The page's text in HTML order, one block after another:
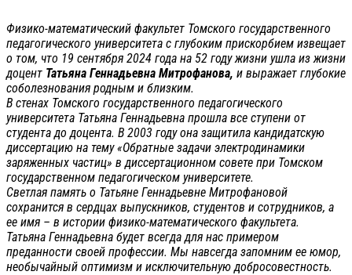
Физико-математический факультет Томского государственного
педагогического университета с глубоким прискорбием извещает
о том, что 19 сентября 2024 года на 52 году жизни ушла из жизни
доцент Татьяна Геннадьевна Митрофанова, и выражает глубокие
соболезнования родным и близким.
В стенах Томского государственного педагогического
университета Татьяна Геннадьевна прошла все ступени от
студента до доцента. В 2003 году она защитила кандидатскую
диссертацию на тему «Обратные задачи электродинамики
заряженных частиц» в диссертационном совете при Томском
государственном педагогическом университете.
Светлая память о Татьяне Геннадьевне Митрофановой
сохранится в сердцах выпускников, студентов и сотрудников, а
ее имя – в истории физико-математического факультета.
Татьяна Геннадьевна будет всегда для нас примером
преданности своей профессии. Мы навсегда запомним ее юмор,
необычайный оптимизм и исключительную добросовестность.